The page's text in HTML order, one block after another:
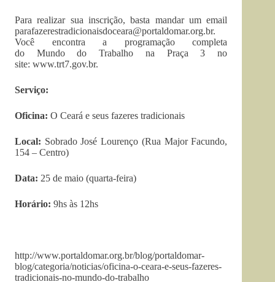
Para realizar sua inscrição, basta mandar um email
parafazerestradicionaisdoceara@portaldomar.org.br.
Você encontra a programação completa
do Mundo do Trabalho na Praça 3 no
site: www.trt7.gov.br.
Serviço:
Oficina: O Ceará e seus fazeres tradicionais
Local: Sobrado José Lourenço (Rua Major Facundo,
154 – Centro)
Data: 25 de maio (quarta-feira)
Horário: 9hs às 12hs
http://www.portaldomar.org.br/blog/portaldomar-
blog/categoria/noticias/oficina-o-ceara-e-seus-fazeres-
tradicionais-no-mundo-do-trabalho